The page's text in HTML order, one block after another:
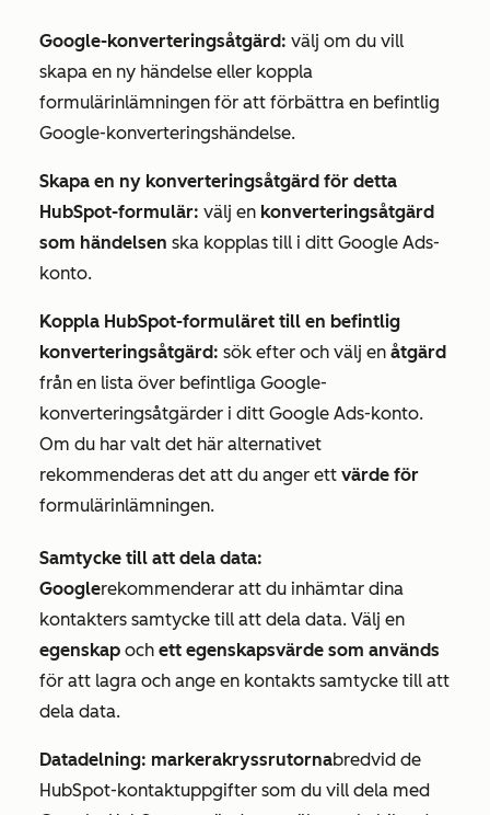
Google-konverteringsåtgärd: välj om du vill
skapa en ny händelse eller koppla
formulärinlämningen för att förbättra en befintlig
Google-konverteringshändelse.
Skapa en ny konverteringsåtgärd för detta
HubSpot-formulär: välj en konverteringsåtgärd
som händelsen ska kopplas till i ditt Google Ads-
konto.
Koppla HubSpot-formuläret till en befintlig
konverteringsåtgärd: sök efter och välj en åtgärd
från en lista över befintliga Google-
konverteringsåtgärder i ditt Google Ads-konto.
Om du har valt det här alternativet
rekommenderas det att du anger ett värde för
formulärinlämningen.
Samtycke till att dela data:
Googlerekommenderar att du inhämtar dina
kontakters samtycke till att dela data. Välj en
egenskap och ett egenskapsvärde som används
för att lagra och ange en kontakts samtycke till att
dela data.
Datadelning: markerakryssrutornabredvid de
HubSpot-kontaktuppgifter som du vill dela med